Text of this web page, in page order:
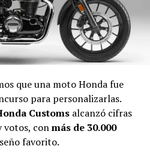
que una moto Honda fue
para personalizarlas.
Customsalcanzó cifras
votos, conmás de 30.000
favorito.